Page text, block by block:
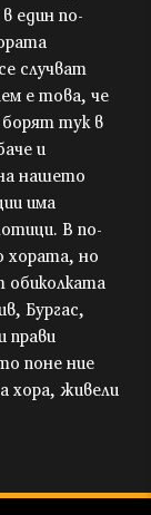
един по-
случват
е това, че
тук в
и
нашето
има
В по-
хората, но
обиколката
Бургас,
прави
поне ние
хора, живели